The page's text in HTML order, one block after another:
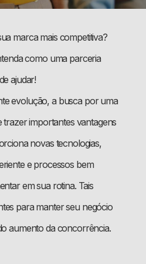
marca mais competitiva?
como uma parceria
ajudar!
evolução, a busca por uma
importantes vantagens
novas tecnologias,
e processos bem
em sua rotina. Tais
para manter seu negócio
aumento da concorrência.